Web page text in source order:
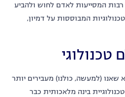
המסייעות לאדם לחוש ולהביע
המבוססות על דמיון,
(למעשה, כולנו) מעבירים יותר
בינה מלאכותית כבר